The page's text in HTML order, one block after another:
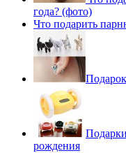
года? (фото)
Что подарить
рождения